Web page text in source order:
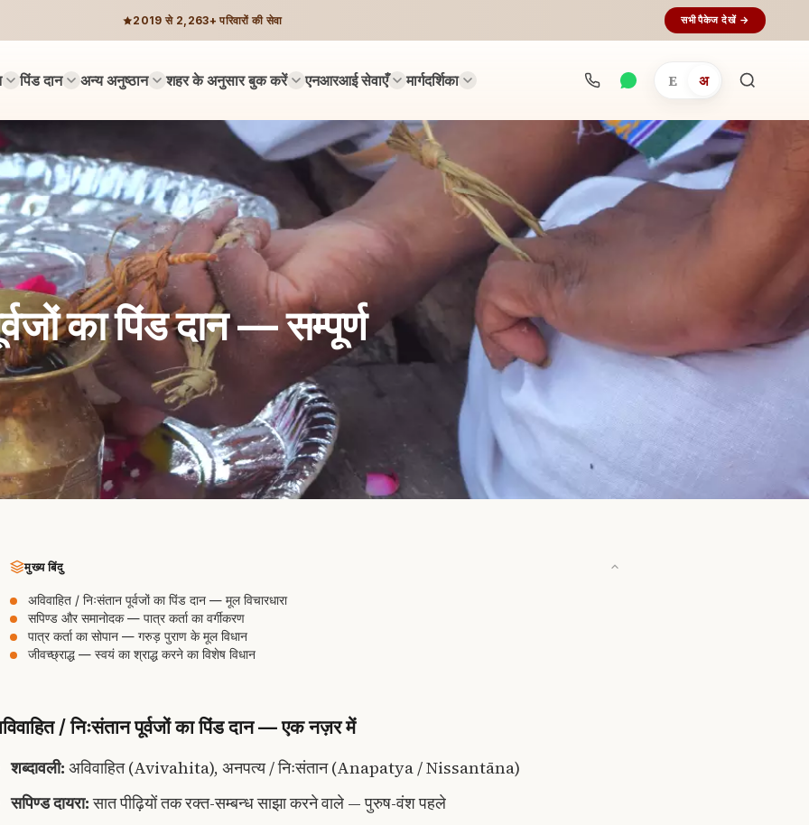
2019 से 2,263+ परिवारों की सेवा सभी पैकेज देखें →
पिंड दान अन्य अनुष्ठान शहर के अनुसार बुक करें एनआरआई सेवाएँ मार्गदर्शिका E अ
अनुष्ठान
खोजें...
का पिंड दान — सम्पूर्ण
मुख्य बिंदु
अविवाहित / निःसंतान पूर्वजों का पिंड दान — मूल विचारधारा
सपिण्ड और समानोदक — पात्र कर्ता का वर्गीकरण
पात्र कर्ता का सोपान — गरुड़ पुराण के मूल विधान
जीवच्छ्राद्ध — स्वयं का श्राद्ध करने का विशेष विधान
/ निःसंतान पूर्वजों का पिंड दान — एक नज़र में
शब्दावली: अविवाहित (Avivahita), अनपत्य / निःसंतान (Anapatya / Nissantāna)
सपिण्ड दायरा:सात पीढ़ियों तक रक्त-सम्बन्ध साझा करने वाले — पुरुष-वंश पहले